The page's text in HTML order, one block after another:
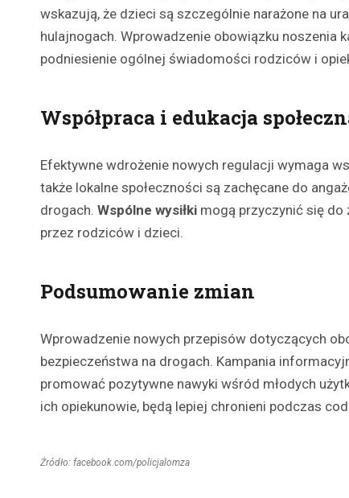
wskazują, że dzieci są szczególnie narażone na
hulajnogach. Wprowadzenie obowiązku noszenia
podniesienie ogólnej świadomości rodziców i
Współpraca i edukacja
Efektywne wdrożenie nowych regulacji wymaga
także lokalne społeczności są zachęcane do
drogach. Wspólne wysiłki mogą przyczynić się do
przez rodziców i dzieci.
Podsumowanie zmian
Wprowadzenie nowych przepisów dotyczących
bezpieczeństwa na drogach. Kampania
promować pozytywne nawyki wśród młodych
ich opiekunowie, będą lepiej chronieni podczas
Źródło: facebook.com/policjalomza